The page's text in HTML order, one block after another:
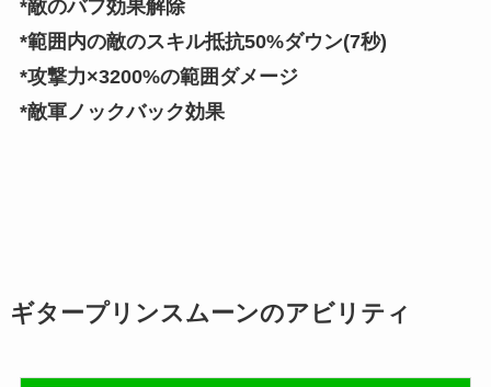
*敵のバフ効果解除
*範囲内の敵のスキル抵抗50%ダウン(7秒)
*攻撃力×3200%の範囲ダメージ
*敵軍ノックバック効果
ギタープリンスムーンのアビリティ